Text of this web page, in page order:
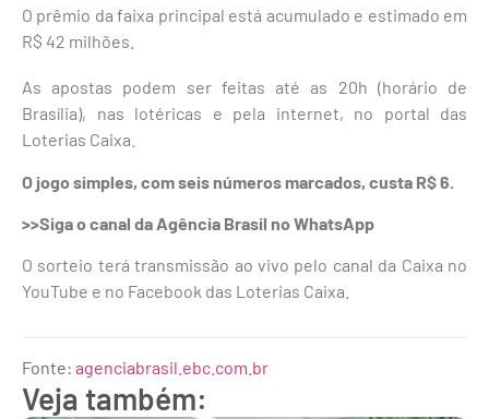
O prêmio da faixa principal está acumulado e estimado em
R$ 42 milhões.
As apostas podem ser feitas até as 20h (horário de
Brasília), nas lotéricas e pela internet, no portal das
Loterias Caixa.
O jogo simples, com seis números marcados, custa R$ 6.
>>Siga o canal da Agência Brasil no WhatsApp
O sorteio terá transmissão ao vivo pelo canal da Caixa no
YouTube e no Facebook das Loterias Caixa.
Fonte: agenciabrasil.ebc.com.br
Veja também: